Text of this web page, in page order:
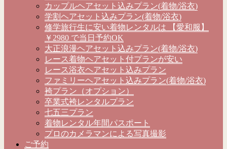
カップルヘアセット込みプラン(着物/浴衣)
学割ヘアセット込みプラン(着物/浴衣)
修学旅行生に安い着物レンタルは 【愛和服】
￥2980 で当日予約OK
大正浪漫ヘアセット込みプラン(着物/浴衣)
レース着物ヘアセット付プランが安い
レース浴衣ヘアセット込みプラン
ファミリーヘアセット込みプラン(着物/浴衣)
袴プラン（オプション）
卒業式袴レンタルプラン
七五三プラン
着物レンタル年間パスポート
プロのカメラマンによる写真撮影
ご予約